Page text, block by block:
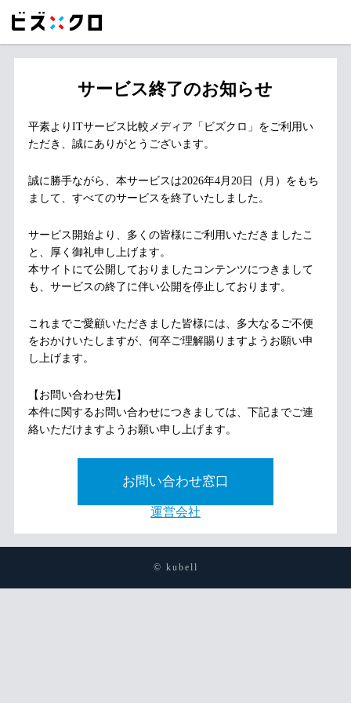
サービス終了のお知らせ
平素よりITサービス比較メディア「ビズクロ」をご利用い
ただき、誠にありがとうございます。
誠に勝手ながら、本サービスは2026年4月20日（月）をもち
まして、すべてのサービスを終了いたしました。
サービス開始より、多くの皆様にご利用いただきましたこ
と、厚く御礼申し上げます。
本サイトにて公開しておりましたコンテンツにつきまして
も、サービスの終了に伴い公開を停止しております。
これまでご愛顧いただきました皆様には、多大なるご不便
をおかけいたしますが、何卒ご理解賜りますようお願い申
し上げます。
【お問い合わせ先】
本件に関するお問い合わせにつきましては、下記までご連
絡いただけますようお願い申し上げます。
お問い合わせ窓口
運営会社
© kubell